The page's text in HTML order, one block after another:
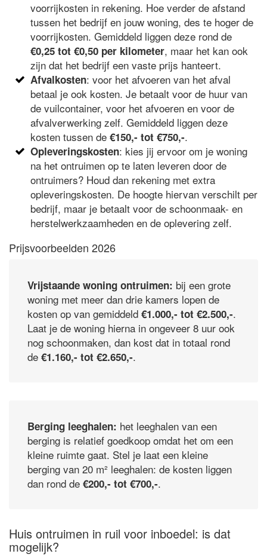
voorrijkosten in rekening. Hoe verder de afstand
tussen het bedrijf en jouw woning, des te hoger de
voorrijkosten. Gemiddeld liggen deze rond de
€0,25 tot €0,50 per kilometer, maar het kan ook
zijn dat het bedrijf een vaste prijs hanteert.
Afvalkosten: voor het afvoeren van het afval
betaal je ook kosten. Je betaalt voor de huur van
de vuilcontainer, voor het afvoeren en voor de
afvalverwerking zelf. Gemiddeld liggen deze
kosten tussen de€150,- tot €750,-.
Opleveringskosten: kies jij ervoor om je woning
na het ontruimen op te laten leveren door de
ontruimers? Houd dan rekening met extra
opleveringskosten. De hoogte hiervan verschilt per
bedrijf, maar je betaalt voor de schoonmaak- en
herstelwerkzaamheden en de oplevering zelf.
Prijsvoorbeelden 2026
Vrijstaande woning ontruimen: bij een grote
woning met meer dan drie kamers lopen de
kosten op van gemiddeld €1.000,- tot €2.500,-.
Laat je de woning hierna in ongeveer 8 uur ook
nog schoonmaken, dan kost dat in totaal rond
de €1.160,- tot €2.650,-.
Berging leeghalen: het leeghalen van een
berging is relatief goedkoop omdat het om een
kleine ruimte gaat. Stel je laat een kleine
berging van 20 m² leeghalen: de kosten liggen
dan rond de €200,- tot €700,-.
Huis ontruimen in ruil voor inboedel: is dat
mogelijk?